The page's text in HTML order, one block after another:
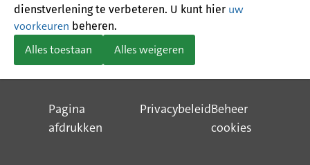
dienstverlening te verbeteren. U kunt hier uw
voorkeuren beheren.
Alles toestaan Alles weigeren
Pagina
afdrukken
PrivacybeleidBeheer
cookies